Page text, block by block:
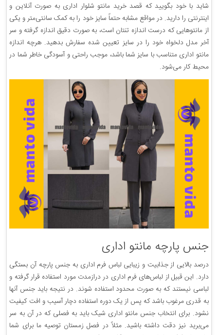
شاید با خود بگویید که قصد خرید مانتو شلوار اداری به صورت آنلاین و
اینترنتی را دارید. در مواقع مشابه حتماً سایز خود را به کمک سانتی‌متر و یکی
از مانتو‌هایی که درست اندازه تنتان است، به صورت دقیق اندازه گرفته و سر
آخر مدل دلخواه خود را در سایز تعیین شده سفارش بدهید. هرچه اندازه
مانتو اداری متناسب با سایز شما باشد، موجب راحتی و آسودگی خاطر شما در
محیط کار می‌شود.
جنس پارچه مانتو اداری
درصد بالایی از جذابیت و زیبایی لباس فرم اداری به جنس پارچه آن بستگی
دارد. این قبیل از لباس‌های فرم اداری در درازمدت مورد استفاده قرار گرفته و
لباسی نیستند که به صورت محدود استفاده شوند. در نتیجه باید جنس آنها
به قدری مرغوب باشد که پس از یک دوره استفاده دچار آسیب و افت کیفیت
نشود. برای انتخاب جنس مانتو اداری شیک باید به فصلی که در آن به سر
می‌برید نیز دقت داشته باشید. مثلاً در فصل زمستان توصیه ما برای شما